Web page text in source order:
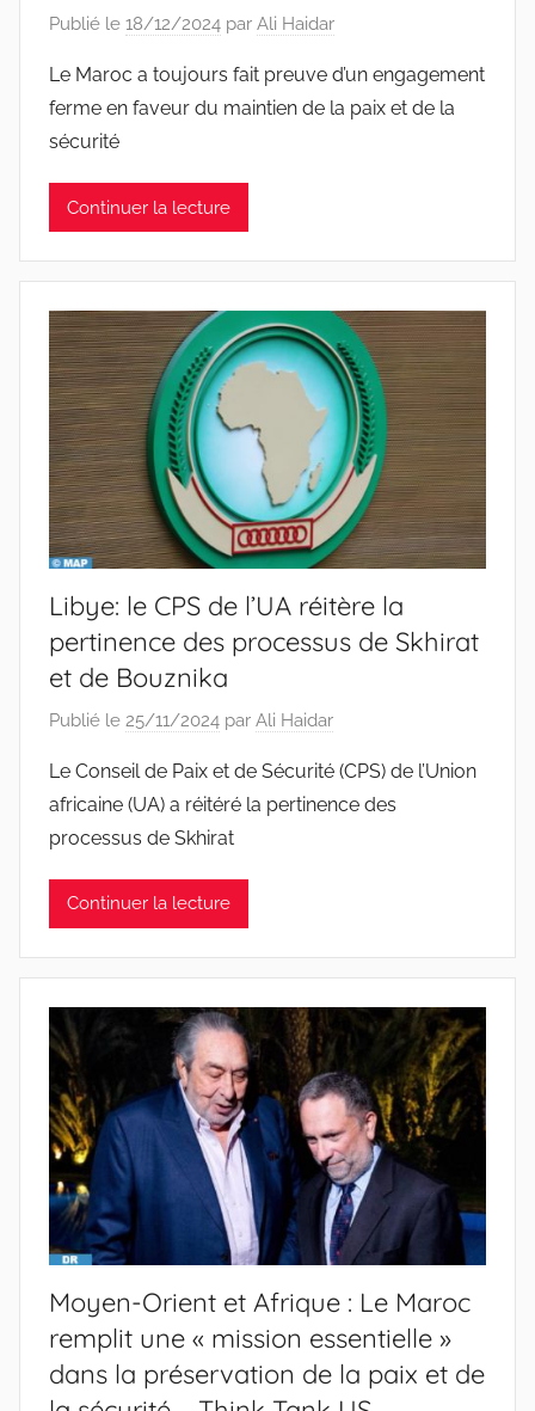
Publié le 18/12/2024 par Ali Haidar
Le Maroc a toujours fait preuve d’un engagement
ferme en faveur du maintien de la paix et de la
sécurité
Continuer la lecture
Libye: le CPS de l’UA réitère la
pertinence des processus de Skhirat
et de Bouznika
Publié le 25/11/2024 par Ali Haidar
Le Conseil de Paix et de Sécurité (CPS) de l’Union
africaine (UA) a réitéré la pertinence des
processus de Skhirat
Continuer la lecture
Moyen-Orient et Afrique : Le Maroc
remplit une « mission essentielle »
dans la préservation de la paix et de